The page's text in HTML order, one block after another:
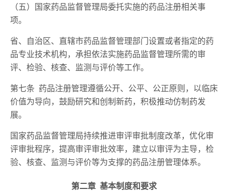
（五）国家药品监督管理局委托实施的药品注册相关事
项。
省、自治区、直辖市药品监督管理部门设置或者指定的药
品专业技术机构，承担依法实施药品监督管理所需的审
评、检验、核查、监测与评价等工作。
第七条 药品注册管理遵循公开、公平、公正原则，以临床
价值为导向，鼓励研究和创制新药，积极推动仿制药发
展。
国家药品监督管理局持续推进审评审批制度改革，优化审
评审批程序，提高审评审批效率，建立以审评为主导，检
验、核查、监测与评价等为支撑的药品注册管理体系。
第二章 基本制度和要求